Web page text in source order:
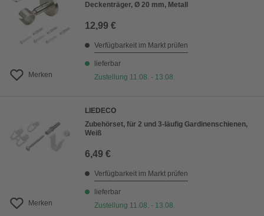
Merken
Deckenträger, Ø 20 mm, Metall
12,99 €
Verfügbarkeit im Markt prüfen
lieferbar
Zustellung 11.08. - 13.08.
Merken
LIEDECO
Zubehörset, für 2 und 3-läufig Gardinenschienen,
Weiß
6,49 €
Verfügbarkeit im Markt prüfen
lieferbar
Zustellung 11.08. - 13.08.